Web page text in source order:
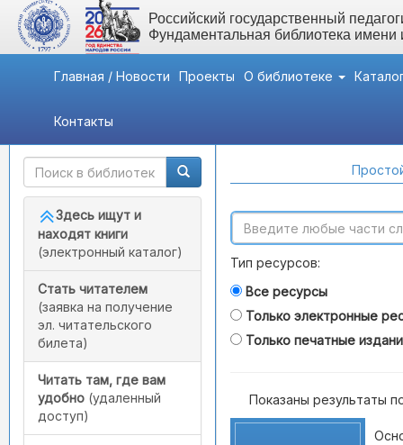
Российский государственный
Фундаментальная библиотека
Главная / Новости Проекты О библиотеке
Контакты
Быстрый доступ
Здесь ищут и
находят книги
(электронный каталог)
Стать читателем
(заявка на получение
эл. читательского
билета)
Читать там, где вам
удобно (удаленный
доступ)
Тип ресурсов:
Все ресурсы
Только электронные
Только печатные
Показаны результаты